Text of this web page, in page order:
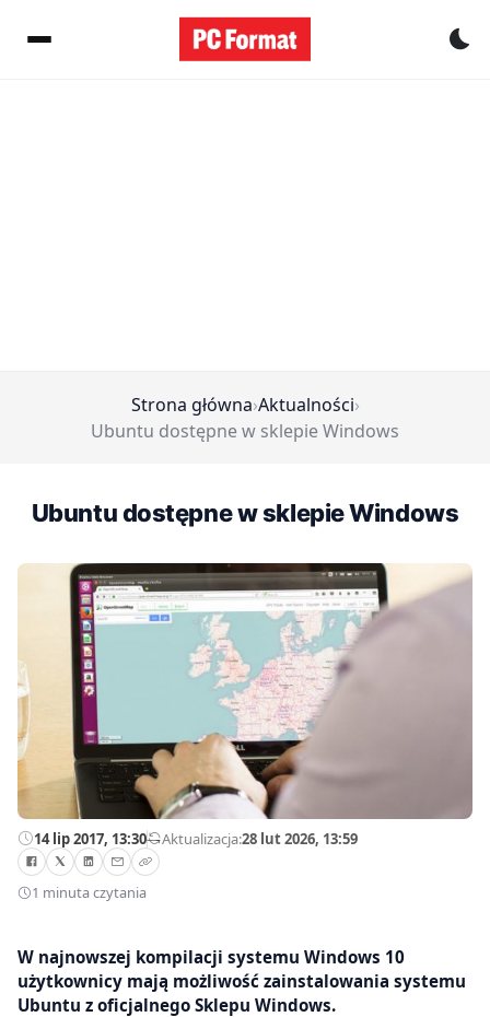
Strona główna›Aktualności›
Ubuntu dostępne w sklepie Windows
Ubuntu dostępne w sklepie Windows
14 lip 2017, 13:30—Aktualizacja:28 lut 2026, 13:59
1 minuta czytania
W najnowszej kompilacji systemu Windows 10
użytkownicy mają możliwość zainstalowania systemu
Ubuntu z oficjalnego Sklepu Windows.